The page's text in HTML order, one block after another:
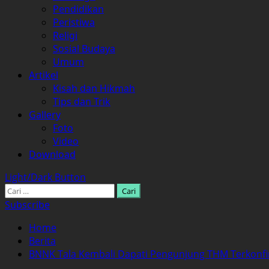
Pendidikan
Peristiwa
Religi
Sosial Budaya
Umum
Artikel
Kisah dan Hikmah
Tips dan Trik
Gallery
Foto
Video
Download
Light/Dark Button
Cari
untuk:
Subscribe
Home
Berita
BNNK Tala Kembali Dapati Pengunjung THM